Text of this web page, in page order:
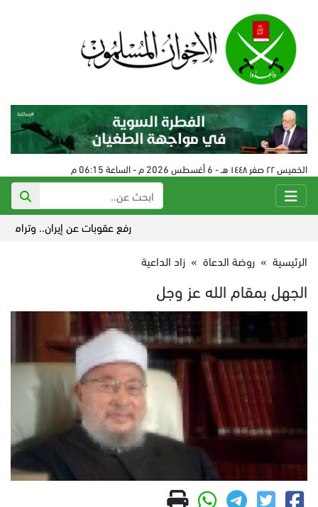
الخميس ٢٢ صفر ١٤٤٨ هـ - 6 أغسطس 2026 م - الساعة 06:15 م
رفع عقوبات عن إيران.. وترامب
الرئيسية » روضة الدعاة » زاد الداعية
الجهل بمقام الله عز وجل